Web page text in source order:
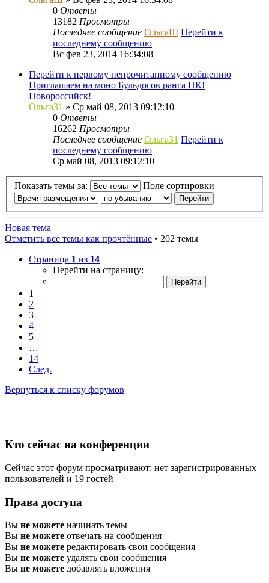
0 Ответы
13182 Просмотры
Последнее сообщение ОльгаШ Перейти к
последнему сообщению
Вс фев 23, 2014 16:34:08
Перейти к первому непрочитанному сообщению
Приглашаем на моно Бульдогов ранга ПК!
Новороссийск!
Ольга31 » Ср май 08, 2013 09:12:10
0 Ответы
16262 Просмотры
Последнее сообщение Ольга31 Перейти к
последнему сообщению
Ср май 08, 2013 09:12:10
Показать темы за: Поле сортировки
Новая тема
Отметить все темы как прочтённые • 202 темы
Страница 1 из 14
Перейти на страницу:
1
2
3
4
5
…
14
След.
Вернуться к списку форумов
Кто сейчас на конференции
Сейчас этот форум просматривают: нет зарегистрированных
пользователей и 19 гостей
Права доступа
Вы не можете начинать темы
Вы не можете отвечать на сообщения
Вы не можете редактировать свои сообщения
Вы не можете удалять свои сообщения
Вы не можете добавлять вложения